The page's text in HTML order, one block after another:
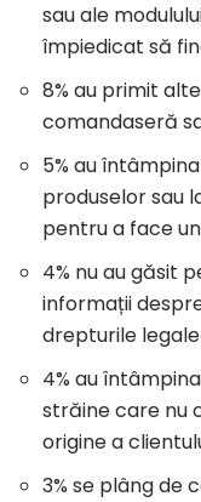
sau ale
împiedicat să
8% au primit
comandaseră
5% au
produselor sau
pentru a face
4% nu au găsit
informații
drepturile
4% au
străine care nu
origine a
3% se plâng de